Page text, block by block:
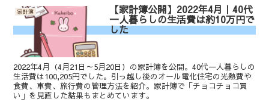
家計簿 【家計簿公開】2022年4月｜40代
一人暮らしの生活費は約10万円で
した
2022年4月（4月21日～5月20日）の家計簿を公開。40代一人暮らしの
生活費は100,205円でした。引っ越し後のオール電化住宅の光熱費や
食費、車費、旅行費の管理方法を紹介。家計簿で「チョコチョコ買
い」を見直した結果もまとめています。